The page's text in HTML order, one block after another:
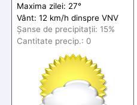
Maxima zilei: 27°
Vânt: 12 km/h dinspre VNV
Șanse de precipitații: 15%
Cantitate precip.: 0